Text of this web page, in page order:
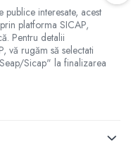
publice interesate, acest
platforma SICAP,
Pentru detalii
vă rugăm să selectati
Sicap" la finalizarea